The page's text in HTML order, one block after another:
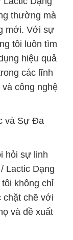
thường mà
mới. Với sự
tôi luôn tìm
hiệu quả
các lĩnh
công nghệ
và Sự Đa
hỏi sự linh
Lactic Dạng
không chỉ
chặt chẽ với
và đề xuất